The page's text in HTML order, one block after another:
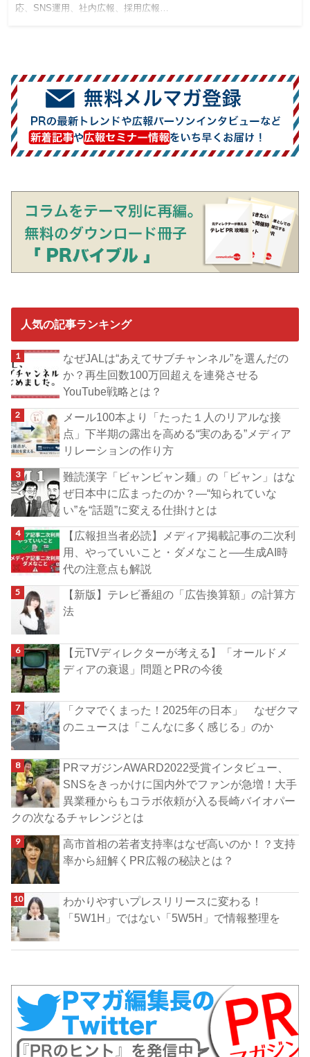
応、SNS運用、社内広報、採用広報…
人気の記事ランキング
なぜJALは“あえてサブチャンネル”を選んだの
か？再生回数100万回超えを連発させる
YouTube戦略とは？
メール100本より「たった１人のリアルな接
点」下半期の露出を高める“実のある”メディア
リレーションの作り方
難読漢字「ビャンビャン麺」の「ビャン」はな
ぜ日本中に広まったのか？―“知られていな
い”を“話題”に変える仕掛けとは
【広報担当者必読】メディア掲載記事の二次利
用、やっていいこと・ダメなこと──生成AI時
代の注意点も解説
【新版】テレビ番組の「広告換算額」の計算方
法
【元TVディレクターが考える】「オールドメ
ディアの衰退」問題とPRの今後
「クマでくまった！2025年の日本」 なぜクマ
のニュースは「こんなに多く感じる」のか
PRマガジンAWARD2022受賞インタビュー、
SNSをきっかけに国内外でファンが急増！大手
異業種からもコラボ依頼が入る長崎バイオパー
クの次なるチャレンジとは
高市首相の若者支持率はなぜ高いのか！？支持
率から紐解くPR広報の秘訣とは？
わかりやすいプレスリリースに変わる！
「5W1H」ではない「5W5H」で情報整理を